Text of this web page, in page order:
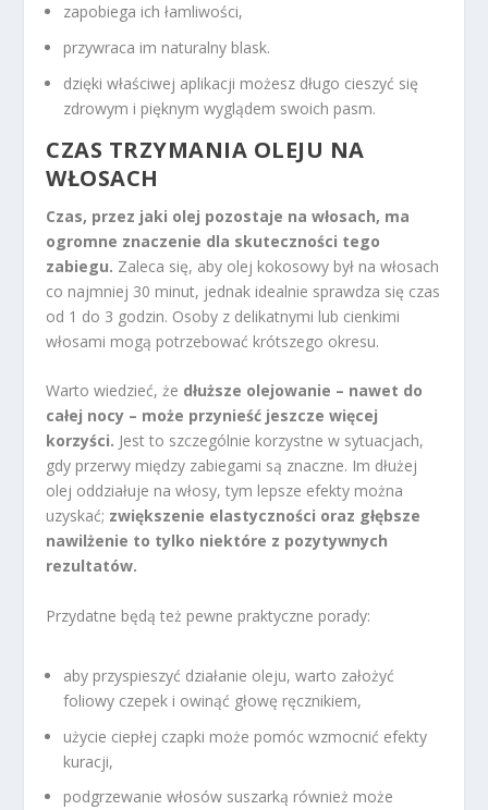
zapobiega ich łamliwości,
przywraca im naturalny blask.
dzięki właściwej aplikacji możesz długo cieszyć się
zdrowym i pięknym wyglądem swoich pasm.
CZAS TRZYMANIA OLEJU NA
WŁOSACH
Czas, przez jaki olej pozostaje na włosach, ma
ogromne znaczenie dla skuteczności tego
zabiegu. Zaleca się, aby olej kokosowy był na włosach
co najmniej 30 minut, jednak idealnie sprawdza się czas
od 1 do 3 godzin. Osoby z delikatnymi lub cienkimi
włosami mogą potrzebować krótszego okresu.
Warto wiedzieć, że dłuższe olejowanie – nawet do
całej nocy – może przynieść jeszcze więcej
korzyści. Jest to szczególnie korzystne w sytuacjach,
gdy przerwy między zabiegami są znaczne. Im dłużej
olej oddziałuje na włosy, tym lepsze efekty można
uzyskać; zwiększenie elastyczności oraz głębsze
nawilżenie to tylko niektóre z pozytywnych
rezultatów.
Przydatne będą też pewne praktyczne porady:
aby przyspieszyć działanie oleju, warto założyć
foliowy czepek i owinąć głowę ręcznikiem,
użycie ciepłej czapki może pomóc wzmocnić efekty
kuracji,
podgrzewanie włosów suszarką również może